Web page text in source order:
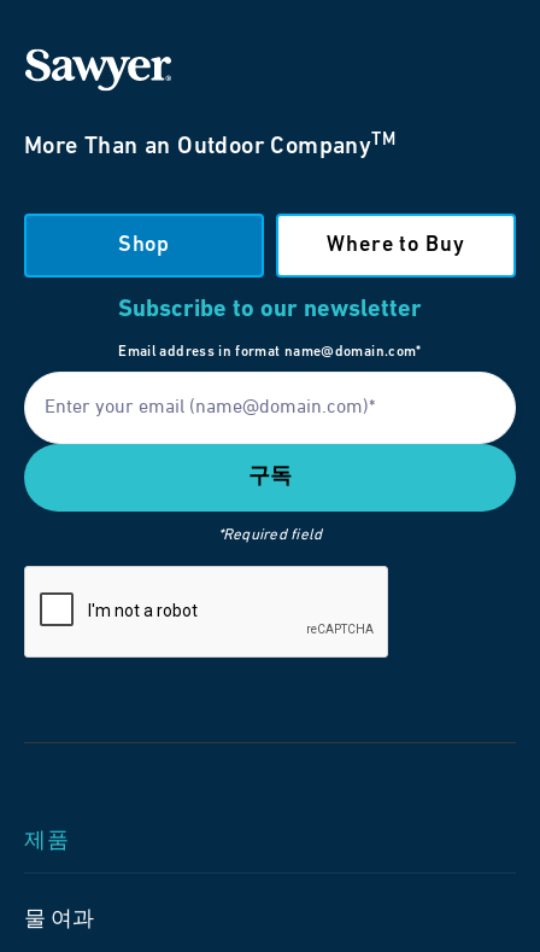
More Than an Outdoor CompanyTM
Shop Where to Buy
Subscribe to our newsletter
Email address in format name@domain.com*
*Required field
제품
물 여과